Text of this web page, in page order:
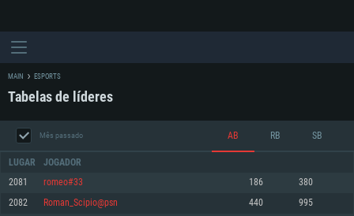
MAIN ESPORTS
Tabelas de líderes
Mês passado AB RB SB
LUGAR JOGADOR
2081 romeo#33 186 380
2082 Roman_Scipio@psn 440 995